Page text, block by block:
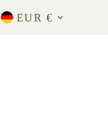
Currency
EUR €